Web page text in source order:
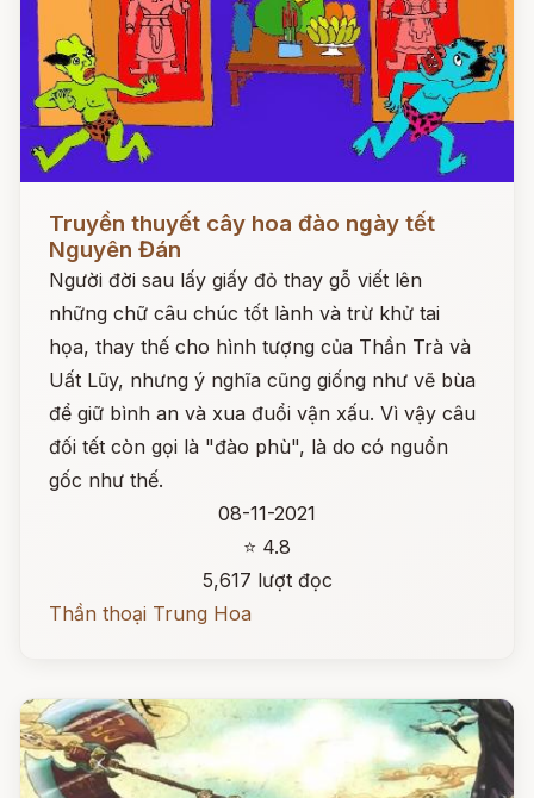
Đọc ngay
Truyền thuyết cây hoa đào ngày tết
Nguyên Đán
Người đời sau lấy giấy đỏ thay gỗ viết lên
những chữ câu chúc tốt lành và trừ khử tai
họa, thay thế cho hình tượng của Thần Trà và
Uất Lũy, nhưng ý nghĩa cũng giống như vẽ bùa
để giữ bình an và xua đuổi vận xấu. Vì vậy câu
đối tết còn gọi là "đào phù", là do có nguồn
gốc như thế.
08-11-2021
⭐ 4.8
5,617 lượt đọc
Thần thoại Trung Hoa